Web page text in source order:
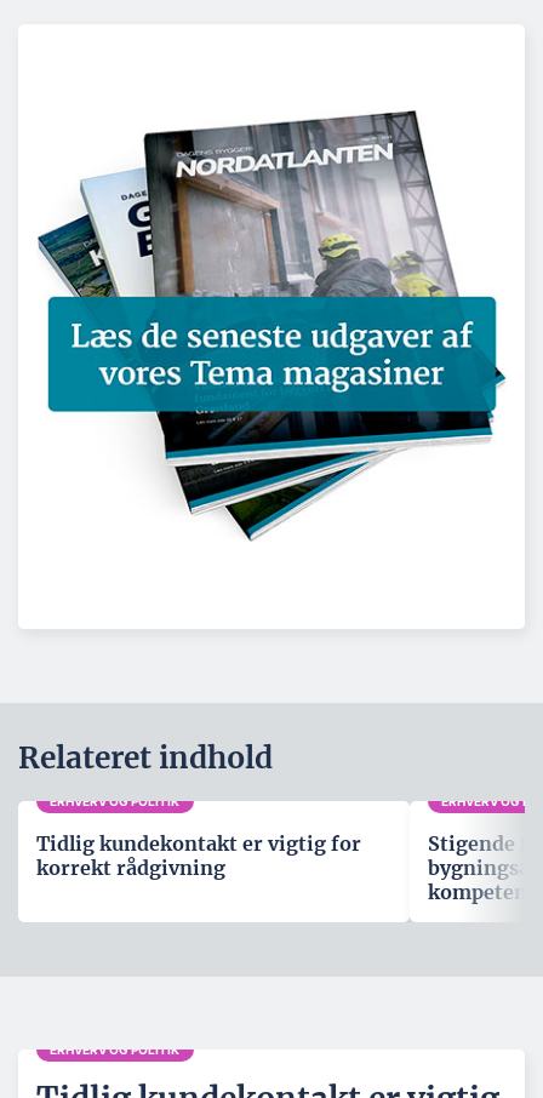
Relateret indhold
ERHVERV OG POLITIK
Tidlig kundekontakt er vigtig for
korrekt rådgivning
ERHVERV OG
Stigende
ERHVERV OG POLITIK